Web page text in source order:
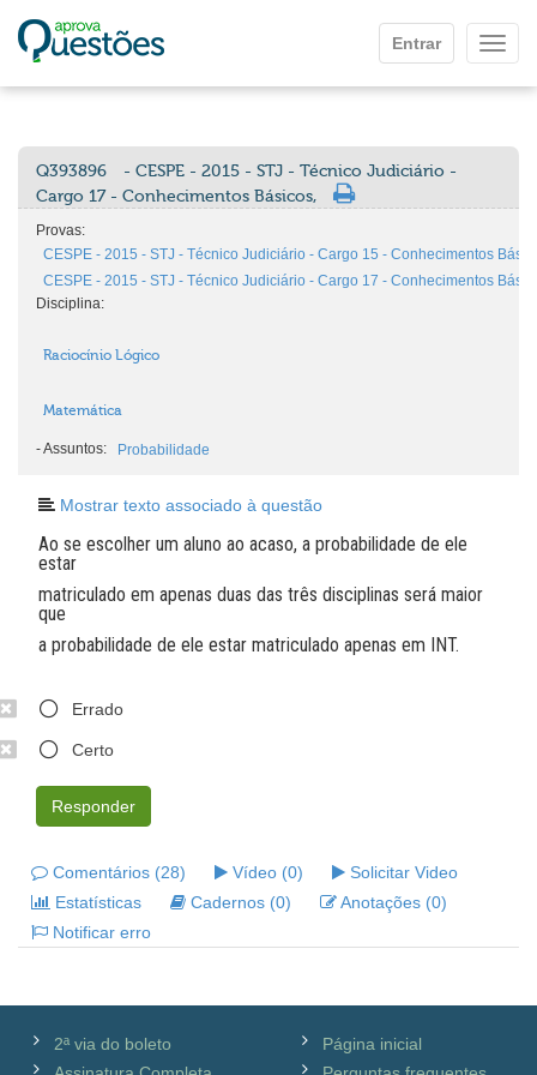
Entrar
Q393896
- CESPE - 2015 - STJ - Técnico Judiciário -
Cargo 17 - Conhecimentos Básicos,
Provas:
CESPE - 2015 - STJ - Técnico Judiciário - Cargo 15 - Conhecimentos
CESPE - 2015 - STJ - Técnico Judiciário - Cargo 17 - Conhecimentos
Disciplina:
Raciocínio Lógico
Matemática
-Assuntos: Probabilidade
Mostrar texto associado à questão
Ao se escolher um aluno ao acaso, a probabilidade de ele
estar
matriculado em apenas duas das três disciplinas será maior
que
a probabilidade de ele estar matriculado apenas em INT.
Errado
Certo
Responder
Comentários (28) Vídeo (0)
Solicitar Video
Estatísticas
Cadernos (0)
Anotações (0)
Notificar erro
2ª via do boleto
Página inicial